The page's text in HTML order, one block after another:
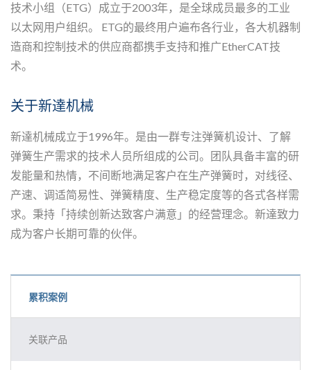
技术小组（ETG）成立于2003年，是全球成员最多的工业
以太网用户组织。 ETG的最终用户遍布各行业，各大机器制
造商和控制技术的供应商都携手支持和推广EtherCAT技
术。
关于新達机械
新達机械成立于1996年。是由一群专注弹簧机设计、了解
弹簧生产需求的技术人员所组成的公司。团队具备丰富的研
发能量和热情，不间断地满足客户在生产弹簧时，对线径、
产速、调适简易性、弹簧精度、生产稳定度等的各式各样需
求。秉持「持续创新达致客户满意」的经营理念。新達致力
成为客户长期可靠的伙伴。
累积案例
关联产品